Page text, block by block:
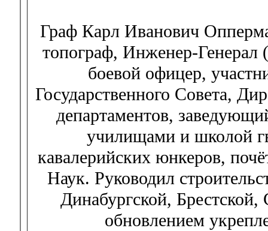
Граф Карл Иванович
топограф, Инженер-Генерал
боевой офицер,
Государственного Совета,
департаментов,
училищами и школой
кавалерийских юнкеров,
Наук. Руководил
Динабургской, Брестской,
обновлением